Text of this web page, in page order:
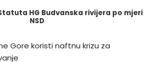
HG Budvanska rivijera po mjeri
NSD